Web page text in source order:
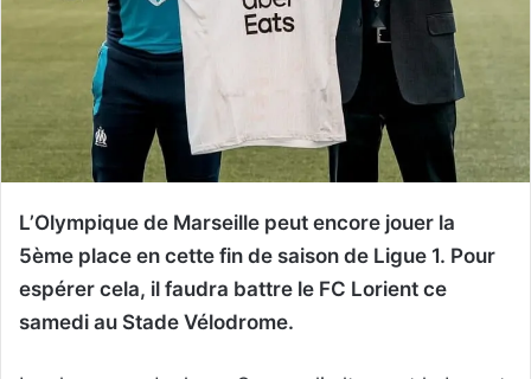
L’Olympique de Marseille peut encore jouer la
5ème place en cette fin de saison de Ligue 1. Pour
espérer cela, il faudra battre le FC Lorient ce
samedi au Stade Vélodrome.